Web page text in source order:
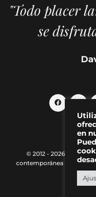
"Todo placer
se
© 2012 - 2026 MAKMA |
contemporánea |
Política
en